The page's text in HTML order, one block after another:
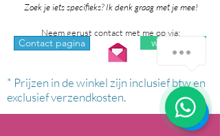
Zoek je iets specifieks? Ik denk graag met je mee!
Neem gerust contact met me op via:
Contact pagina whatsapp
* Prijzen in de winkel zijn inclusief btw en
exclusief verzendkosten.
Hoe kan ik je helpen?
1